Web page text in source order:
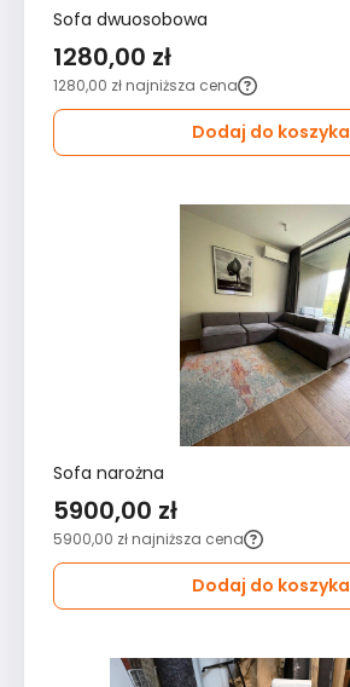
Sofa dwuosobowa
1280,00 zł
1280,00 zł najniższa cena
Dodaj do koszyka
Sofa narożna
5900,00 zł
5900,00 zł najniższa cena
Dodaj do koszyka